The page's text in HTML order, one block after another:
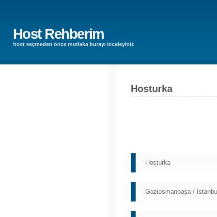
Host Rehberim
host seçmeden önce mutlaka burayı inceleyiniz
Hosturka
Hosturka
Gaziosmanpaşa /